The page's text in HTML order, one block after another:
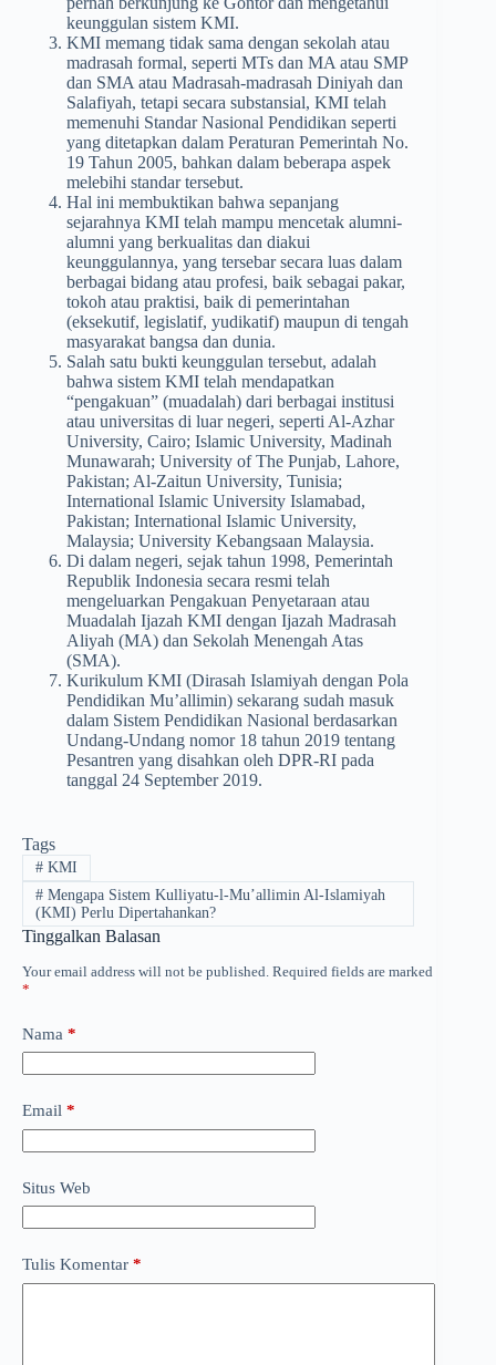
keunggulan sistem KMI.
KMI memang tidak sama dengan sekolah atau
madrasah formal, seperti MTs dan MA atau SMP
dan SMA atau Madrasah-madrasah Diniyah dan
Salafiyah, tetapi secara substansial, KMI telah
memenuhi Standar Nasional Pendidikan seperti
yang ditetapkan dalam Peraturan Pemerintah No.
19 Tahun 2005, bahkan dalam beberapa aspek
melebihi standar tersebut.
Hal ini membuktikan bahwa sepanjang
sejarahnya KMI telah mampu mencetak alumni-
alumni yang berkualitas dan diakui
keunggulannya, yang tersebar secara luas dalam
berbagai bidang atau profesi, baik sebagai pakar,
tokoh atau praktisi, baik di pemerintahan
(eksekutif, legislatif, yudikatif) maupun di tengah
masyarakat bangsa dan dunia.
Salah satu bukti keunggulan tersebut, adalah
bahwa sistem KMI telah mendapatkan
“pengakuan” (muadalah) dari berbagai institusi
atau universitas di luar negeri, seperti Al-Azhar
University, Cairo; Islamic University, Madinah
Munawarah; University of The Punjab, Lahore,
Pakistan; Al-Zaitun University, Tunisia;
International Islamic University Islamabad,
Pakistan; International Islamic University,
Malaysia; University Kebangsaan Malaysia.
Di dalam negeri, sejak tahun 1998, Pemerintah
Republik Indonesia secara resmi telah
mengeluarkan Pengakuan Penyetaraan atau
Muadalah Ijazah KMI dengan Ijazah Madrasah
Aliyah (MA) dan Sekolah Menengah Atas
(SMA).
Kurikulum KMI (Dirasah Islamiyah dengan Pola
Pendidikan Mu’allimin) sekarang sudah masuk
dalam Sistem Pendidikan Nasional berdasarkan
Undang-Undang nomor 18 tahun 2019 tentang
Pesantren yang disahkan oleh DPR-RI pada
tanggal 24 September 2019.
Tags
#KMI
#Mengapa Sistem Kulliyatu-l-Mu’allimin Al-Islamiyah
(KMI) Perlu Dipertahankan?
Tinggalkan Balasan
Your email address will not be published. Required fields are marked
*
Nama *
Email *
Situs Web
Tulis Komentar *